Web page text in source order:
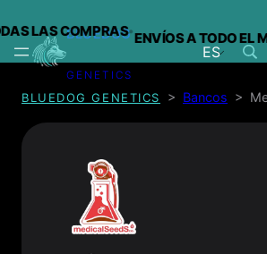
contenido
LAS COMPRAS·ENVÍOS A TODO EL
BLUEDOG
GENETICS
ES
BLUEDOG GENETICS > Bancos >